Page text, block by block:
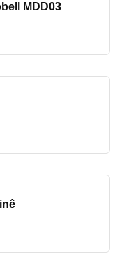
MDD03